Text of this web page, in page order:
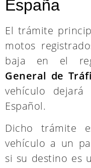
España
El trámite
motos
baja en el
de Tráfico ( DGT)
dejará de
Dicho trámite
vehículo a un
su destino es
Ceuta y Melilla,